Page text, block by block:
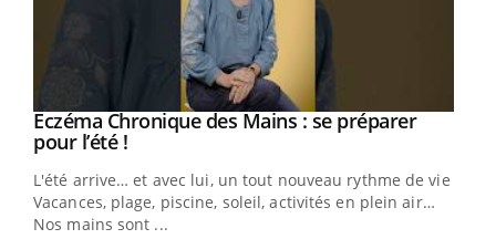
Youtube
Eczéma Chronique des Mains : se préparer
pour l’été !Youtube
L'été arrive… et avec lui, un tout nouveau rythme de vie !
Vacances, plage, piscine, soleil, activités en plein air…
Nos mains sont ...